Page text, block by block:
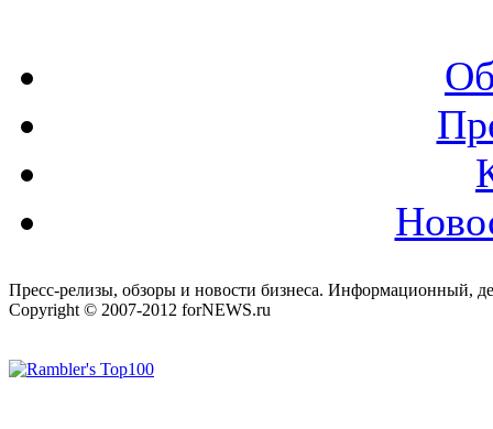
Пресс-релизы, обзоры и новости бизнеса. Информационный,
Copyright © 2007-2012 forNEWS.ru